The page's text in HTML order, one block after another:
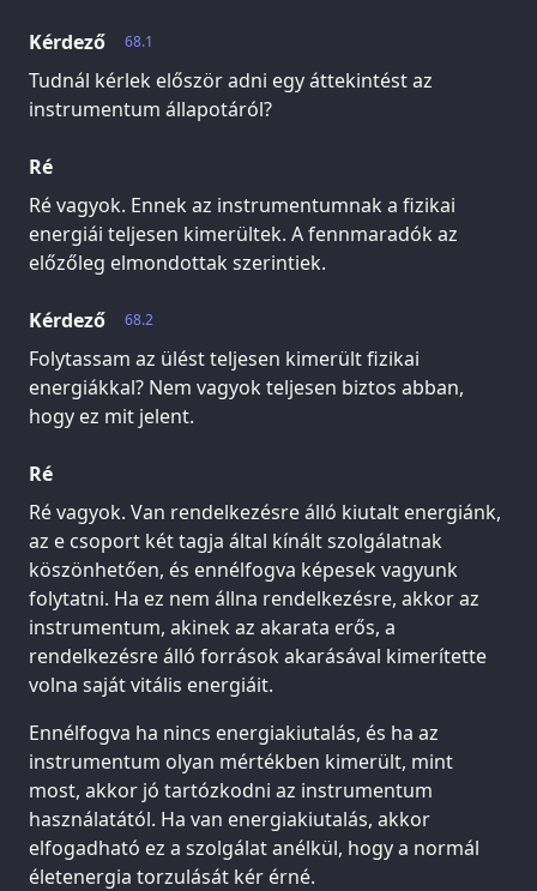
68.1
Kérdező
Tudnál kérlek először adni egy áttekintést az
instrumentum állapotáról?
Ré
Ré vagyok. Ennek az instrumentumnak a fizikai
energiái teljesen kimerültek. A fennmaradók az
előzőleg elmondottak szerintiek.
68.2
Kérdező
Folytassam az ülést teljesen kimerült fizikai
energiákkal? Nem vagyok teljesen biztos abban,
hogy ez mit jelent.
Ré
Ré vagyok. Van rendelkezésre álló kiutalt energiánk,
az e csoport két tagja által kínált szolgálatnak
köszönhetően, és ennélfogva képesek vagyunk
folytatni. Ha ez nem állna rendelkezésre, akkor az
instrumentum, akinek az akarata erős, a
rendelkezésre álló források akarásával kimerítette
volna saját vitális energiáit.
Ennélfogva ha nincs energiakiutalás, és ha az
instrumentum olyan mértékben kimerült, mint
most, akkor jó tartózkodni az instrumentum
használatától. Ha van energiakiutalás, akkor
elfogadható ez a szolgálat anélkül, hogy a normál
életenergia torzulását kér érné.